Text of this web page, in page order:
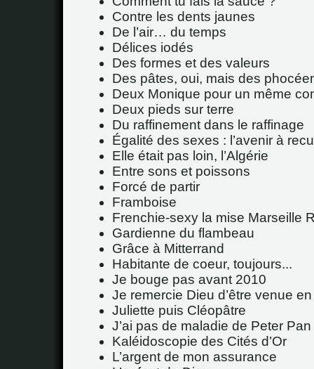
Contre les dents jaunes
De l’air… du temps
Délices iodés
Des formes et des valeurs
Des pâtes, oui, mais des
Deux Monique pour un même
Deux pieds sur terre
Du raffinement dans le raffinage
Égalité des sexes : l’avenir à
Elle était pas loin, l’Algérie
Entre sons et poissons
Forcé de partir
Framboise
Frenchie-sexy la mise Marseille
Gardienne du flambeau
Grâce à Mitterrand
Habitante de coeur, toujours...
Je bouge pas avant 2010
Je remercie Dieu d’être venue
Juliette puis Cléopâtre
J’ai pas de maladie de Peter Pan
Kaléidoscopie des Cités d’Or
L’argent de mon assurance